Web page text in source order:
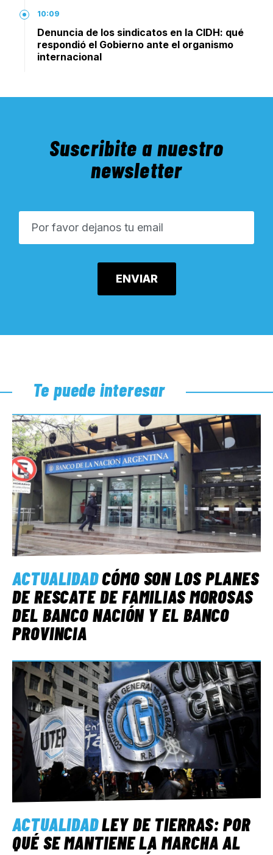
10:09
Denuncia de los sindicatos en la CIDH: qué
respondió el Gobierno ante el organismo
internacional
Suscribite a nuestro
newsletter
Te puede interesar
ACTUALIDADCÓMO SON LOS PLANES
DE RESCATE DE FAMILIAS MOROSAS
DEL BANCO NACIÓN Y EL BANCO
PROVINCIA
ACTUALIDADLEY DE TIERRAS: POR
QUÉ SE MANTIENE LA MARCHA AL